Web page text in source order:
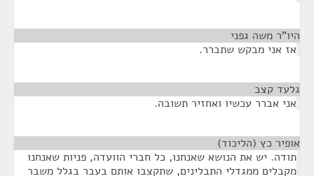
היו"ר משה גפני
אז אני מבקש שתברר.
גלעד קצב
אני אברר עכשיו ואחזיר תשובה.
אופיר כץ (הליכוד)
תודה. יש את הנושא שאנחנו, כל חברי הוועדה, פניות שאנחנו
מקבלים ממגדלי התבלינים, שתקצבו אותם בעבר בגלל משבר